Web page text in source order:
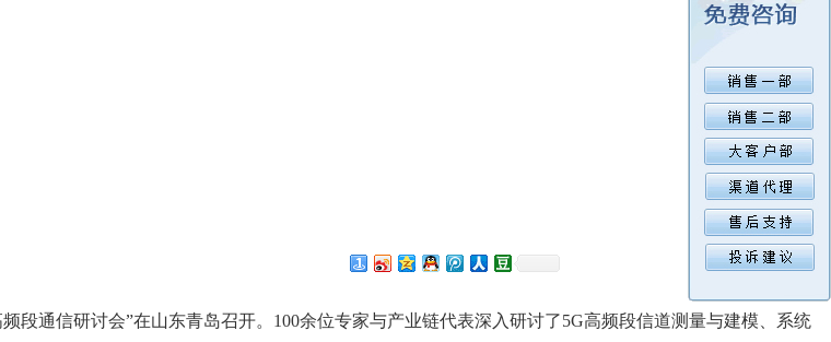
段通信研讨会”在山东青岛召开。100余位专家与产业链代表深入研讨了5G高频段信道测量与建模、系统